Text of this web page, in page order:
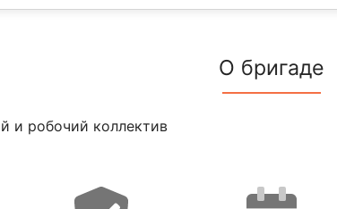
О бригаде
и робочий коллектив